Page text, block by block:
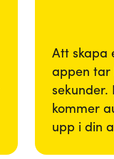
Att skapa
appen tar
sekunder.
kommer
upp i din